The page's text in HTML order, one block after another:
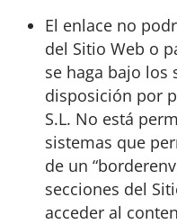
El enlace no
del Sitio Web o
se haga bajo los
disposición por
S.L. No está
sistemas que
de un
secciones del
acceder al